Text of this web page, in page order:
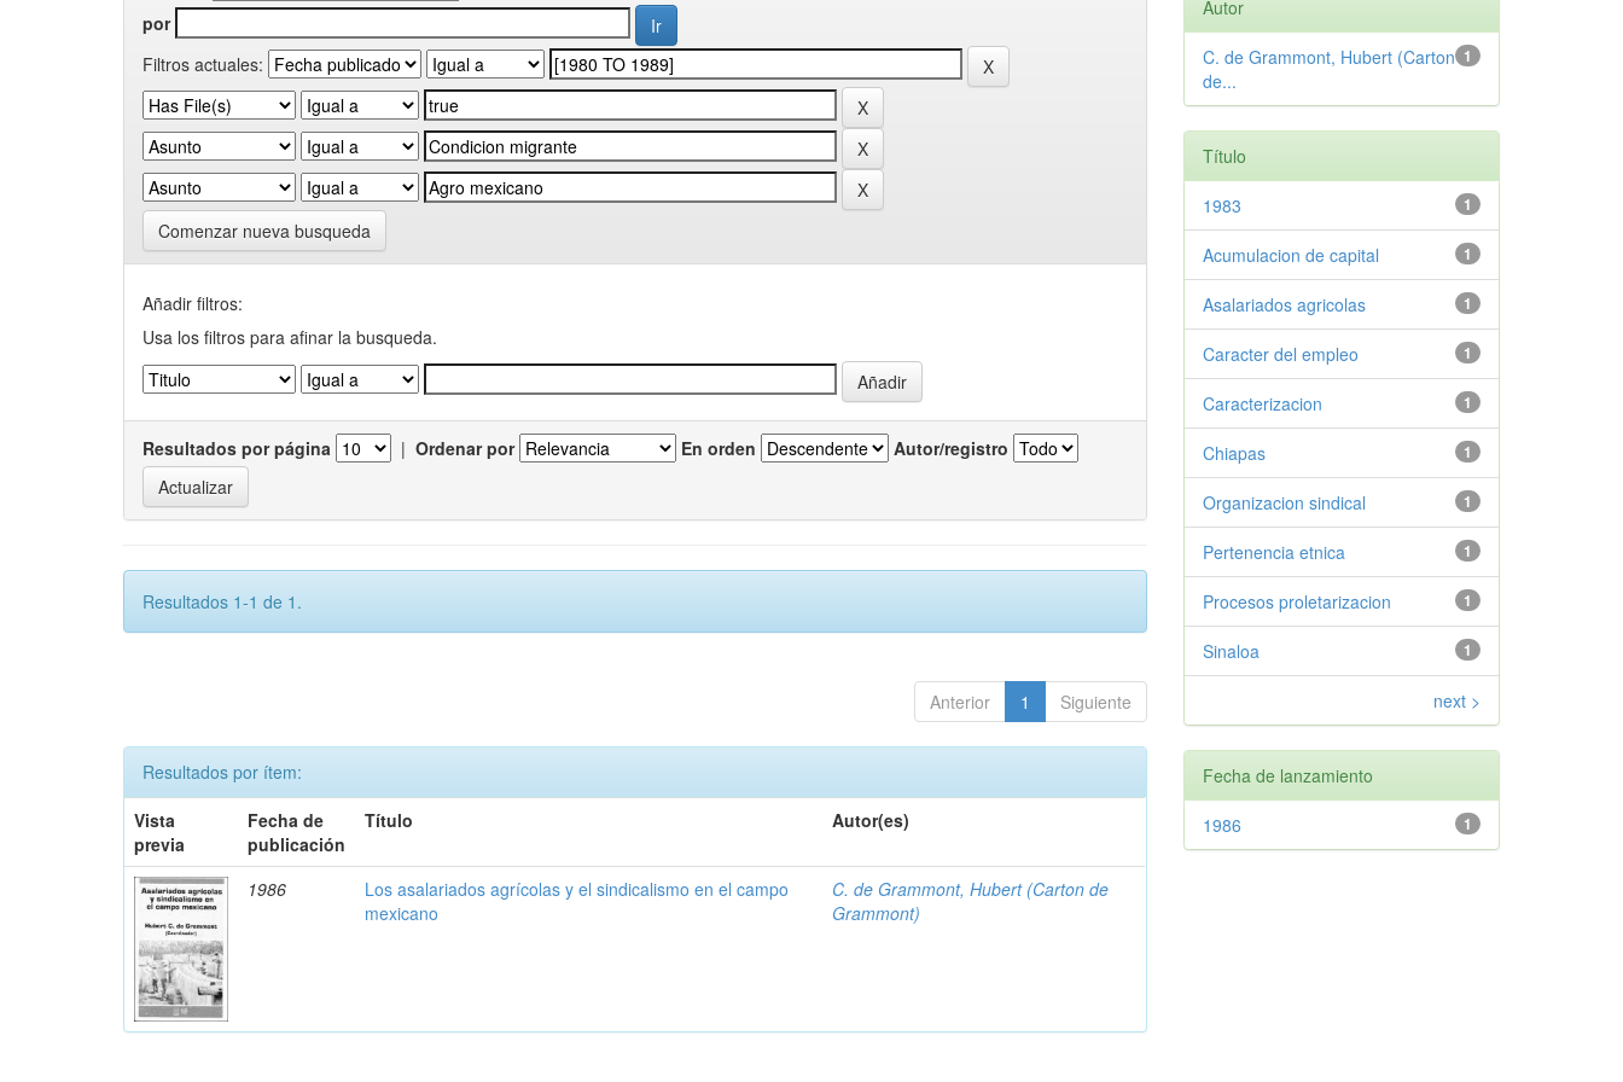
por
Filtros actuales:
Comenzar nueva busqueda
Añadir filtros:
Usa los filtros para afinar la busqueda.
Resultados por página | Ordenar por En orden Autor/registro
Resultados 1-1 de 1.
Anterior 1 Siguiente
Resultados por ítem:
Vista
previa
Fecha de
publicación
Título Autor(es)
1986
Los asalariados agrícolas y el sindicalismo en el campo
mexicano
C. de Grammont, Hubert (Carton de
Grammont)
Autor
1
C. de Grammont, Hubert (Carton
de...
Título
1
1983
1
Acumulacion de capital
1
Asalariados agricolas
1
Caracter del empleo
1
Caracterizacion
1
Chiapas
1
Organizacion sindical
1
Pertenencia etnica
1
Procesos proletarizacion
1
Sinaloa
next >
Fecha de lanzamiento
1
1986